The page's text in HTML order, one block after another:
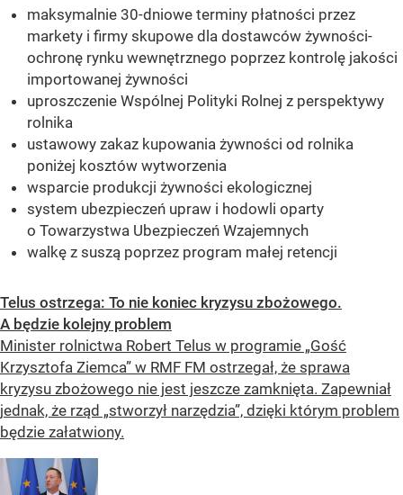
maksymalnie 30-dniowe terminy płatności przez
markety i firmy skupowe dla dostawców żywności-
ochronę rynku wewnętrznego poprzez kontrolę jakości
importowanej żywności
uproszczenie Wspólnej Polityki Rolnej z perspektywy
rolnika
ustawowy zakaz kupowania żywności od rolnika
poniżej kosztów wytworzenia
wsparcie produkcji żywności ekologicznej
system ubezpieczeń upraw i hodowli oparty
o Towarzystwa Ubezpieczeń Wzajemnych
walkę z suszą poprzez program małej retencji
Telus ostrzega: To nie koniec kryzysu zbożowego.
A będzie kolejny problem
Minister rolnictwa Robert Telus w programie „Gość
Krzysztofa Ziemca” w RMF FM ostrzegał, że sprawa
kryzysu zbożowego nie jest jeszcze zamknięta. Zapewniał
jednak, że rząd „stworzył narzędzia”, dzięki którym problem
będzie załatwiony.